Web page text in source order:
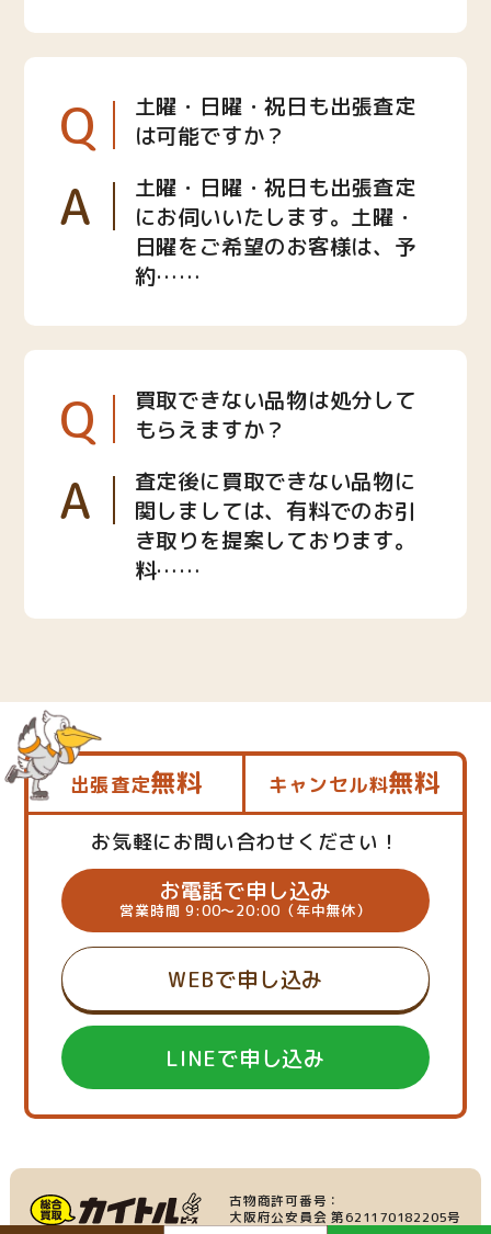
Q
土曜・日曜・祝日も出張査定
は可能ですか？
A
土曜・日曜・祝日も出張査定
にお伺いいたします。土曜・
日曜をご希望のお客様は、予
約……
Q
買取できない品物は処分して
もらえますか？
A
査定後に買取できない品物に
関しましては、有料でのお引
き取りを提案しております。
料……
出張査定無料 キャンセル料無料
お気軽にお問い合わせください！
お電話で申し込み
営業時間 9:00～20:00（年中無休）
WEBで申し込み
LINEで申し込み
古物商許可番号：
大阪府公安員会 第621170182205号